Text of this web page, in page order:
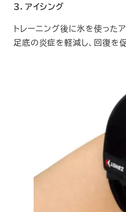
３．アイシング
トレーニング後に氷を使った
足底の炎症を軽減し、回復を